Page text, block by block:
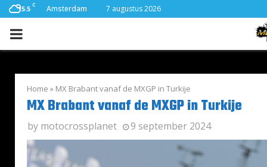
15.5 C Amsterdam 7 augustus 2026
PRIMARY
Home » MX Brabant vanaf de MXGP in Turkije
MX Brabant vanaf de MXGP in Turkije
by motocrossplanet 9 september 2024